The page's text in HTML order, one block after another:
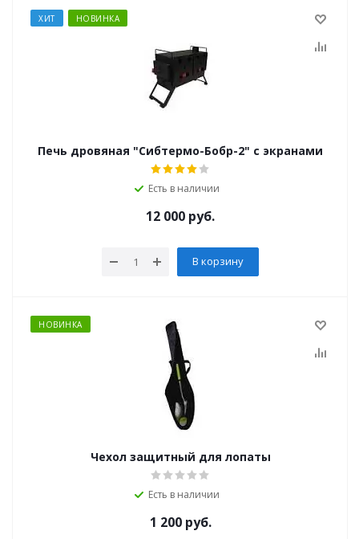
ХИТ НОВИНКА
Печь дровяная "Сибтермо-Бобр-2" с экранами
Есть в наличии
12 000 руб.
В корзину
НОВИНКА
Чехол защитный для лопаты
Есть в наличии
1 200руб.